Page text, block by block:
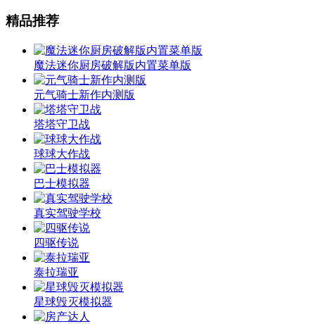
精品推荐
魔法迷你厨房破解版内置菜单版
元气骑士新作内测版
塔塔守卫战
球球大作战
巴士模拟器
真实驾驶学校
四驱传说
泰拉瑞亚
星球毁灭模拟器